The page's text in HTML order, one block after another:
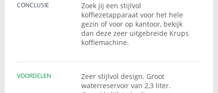
CONCLUSIE
Zoek jij een stijlvol
koffiezetapparaat voor het hele
gezin of voor op kantoor, bekijk
dan deze zeer uitgebreide Krups
koffiemachine.
VOORDELEN
Zeer stijlvol design. Groot
waterreservoir van 2,3 liter.